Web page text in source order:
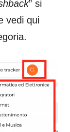
” si
vedi qui